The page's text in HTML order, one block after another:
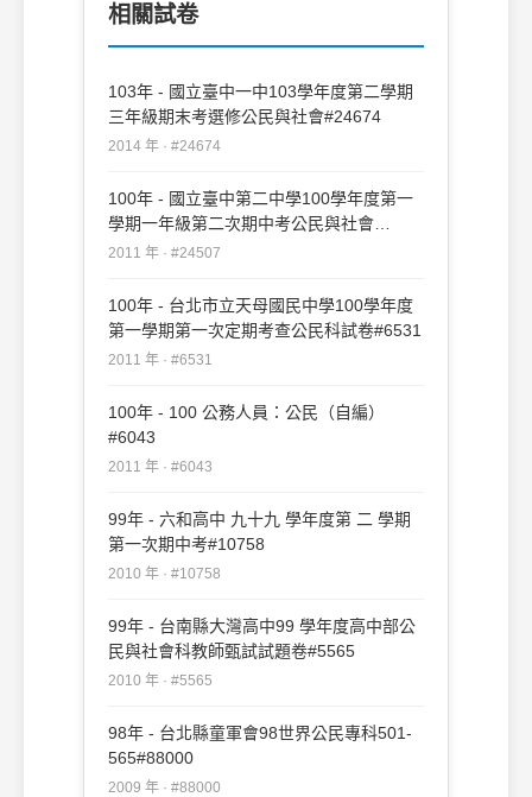
相關試卷
103年 - 國立臺中一中103學年度第二學期
三年級期末考選修公民與社會#24674
2014 年 · #24674
100年 - 國立臺中第二中學100學年度第一
學期一年級第二次期中考公民與社會
#24507
2011 年 · #24507
100年 - 台北市立天母國民中學100學年度
第一學期第一次定期考查公民科試卷#6531
2011 年 · #6531
100年 - 100 公務人員：公民（自編）
#6043
2011 年 · #6043
99年 - 六和高中 九十九 學年度第 二 學期
第一次期中考#10758
2010 年 · #10758
99年 - 台南縣大灣高中99 學年度高中部公
民與社會科教師甄試試題卷#5565
2010 年 · #5565
98年 - 台北縣童軍會98世界公民專科501-
565#88000
2009 年 · #88000